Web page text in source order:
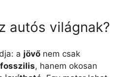
autós világnak?
a jövő nem csak
fosszilis, hanem okosan